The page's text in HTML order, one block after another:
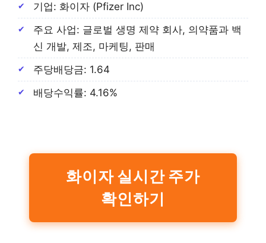
기업: 화이자 (Pfizer Inc)
주요 사업: 글로벌 생명 제약 회사, 의약품과 백
신 개발, 제조, 마케팅, 판매
주당배당금: 1.64
배당수익률: 4.16%
화이자 실시간 주가
확인하기